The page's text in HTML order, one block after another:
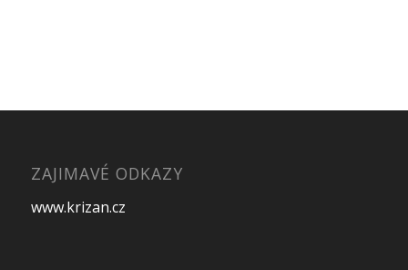
ZAJIMAVÉ ODKAZY
www.krizan.cz